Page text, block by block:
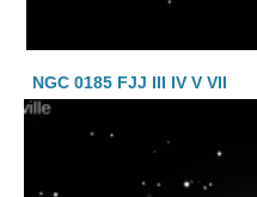
NGC 0185 FJJ III IV V VII